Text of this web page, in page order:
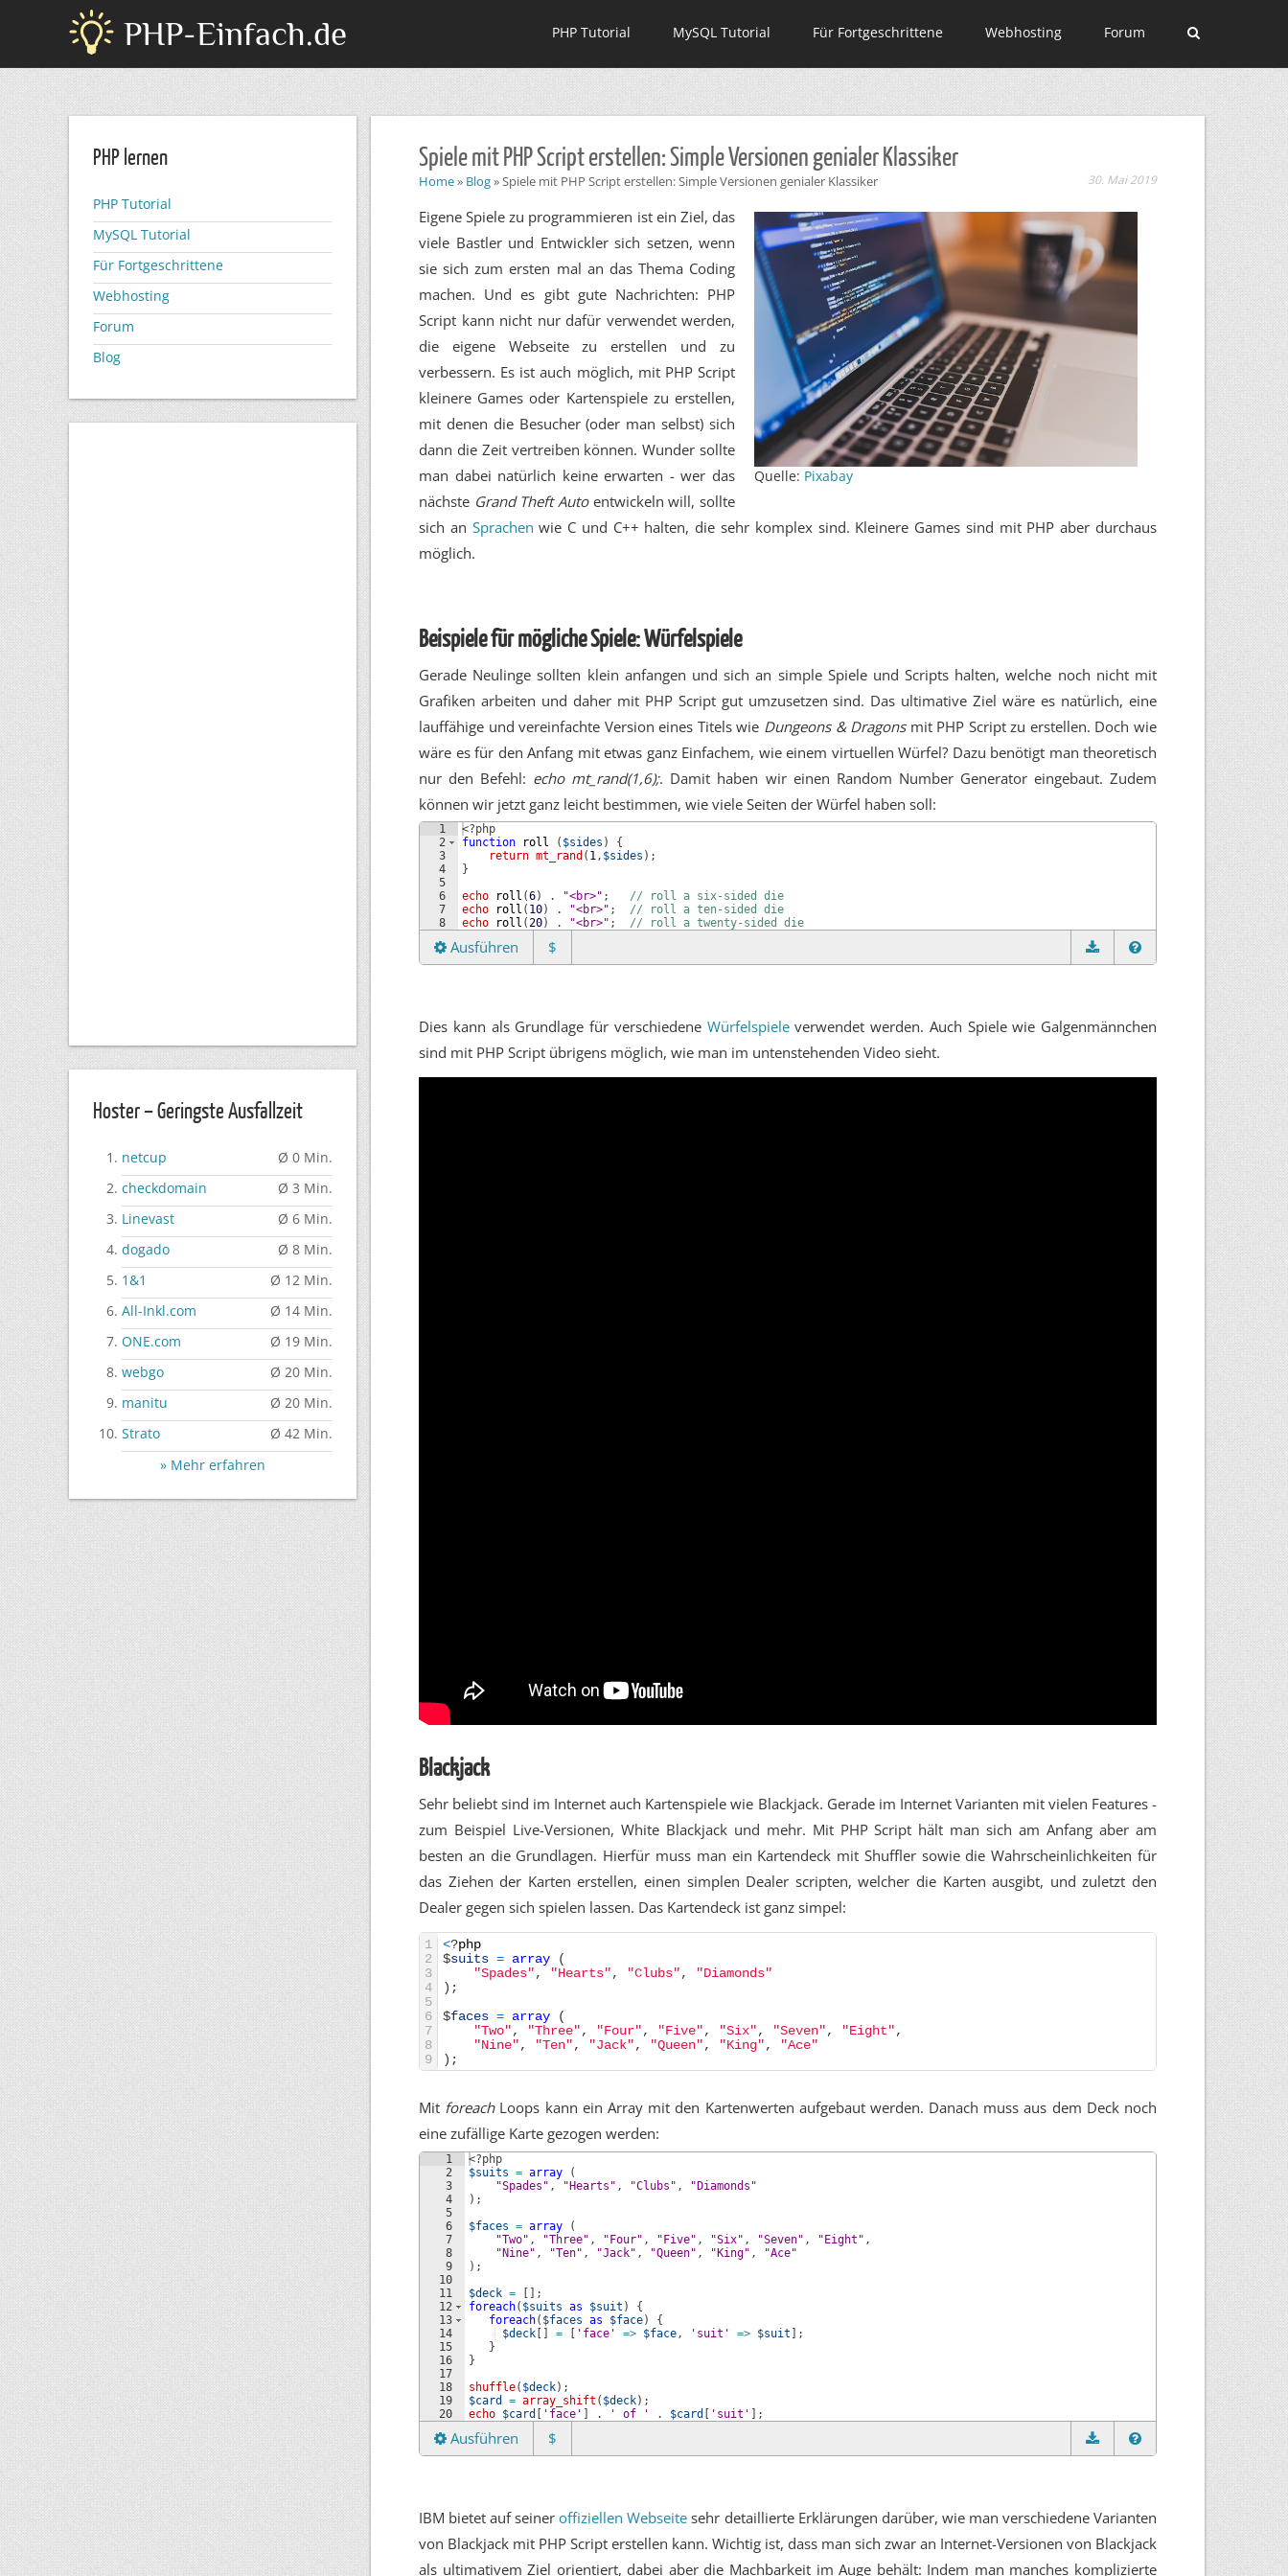
PHP-Einfach.de PHP Tutorial MySQL Tutorial Für Fortgeschrittene Webhosting Forum
Spiele mit PHP Script erstellen: Simple Versionen genialer Klassiker
30. Mai 2019
Home» Blog»Spiele mit PHP Script erstellen: Simple Versionen genialer Klassiker
Quelle: Pixabay
Eigene Spiele zu programmieren ist ein Ziel, das
viele Bastler und Entwickler sich setzen, wenn
sie sich zum ersten mal an das Thema Coding
machen. Und es gibt gute Nachrichten: PHP
Script kann nicht nur dafür verwendet werden,
die eigene Webseite zu erstellen und zu
verbessern. Es ist auch möglich, mit PHP Script
kleinere Games oder Kartenspiele zu erstellen,
mit denen die Besucher (oder man selbst) sich
dann die Zeit vertreiben können. Wunder sollte
man dabei natürlich keine erwarten - wer das
nächste Grand Theft Autoentwickeln will, sollte
sich an Sprachen wie C und C++ halten, die sehr komplex sind. Kleinere Games sind mit PHP aber durchaus
möglich.
Beispiele für mögliche Spiele: Würfelspiele
Gerade Neulinge sollten klein anfangen und sich an simple Spiele und Scripts halten, welche noch nicht mit
Grafiken arbeiten und daher mit PHP Script gut umzusetzen sind. Das ultimative Ziel wäre es natürlich, eine
lauffähige und vereinfachte Version eines Titels wie Dungeons & Dragonsmit PHP Script zu erstellen. Doch wie
wäre es für den Anfang mit etwas ganz Einfachem, wie einem virtuellen Würfel? Dazu benötigt man theoretisch
nur den Befehl: echo mt_rand(1,6);. Damit haben wir einen Random Number Generator eingebaut. Zudem
können wir jetzt ganz leicht bestimmen, wie viele Seiten der Würfel haben soll:
1
2
3
4
5
6
7
8
<?php
function
roll ( $sides )
{
return mt_rand ( 1, $sides ) ;
}
echo
roll (6) . "<br>" ; // roll a six-sided die
echo
roll ( 10) . "<br>" ; // roll a ten-sided die
echo
roll (20) . "<br>" ; // roll a twenty-sided die
Ausführen $
Dies kann als Grundlage für verschiedene Würfelspieleverwendet werden. Auch Spiele wie Galgenmännchen
sind mit PHP Script übrigens möglich, wie man im untenstehenden Video sieht.
Blackjack
Sehr beliebt sind im Internet auch Kartenspiele wie Blackjack. Gerade im Internet Varianten mit vielen Features -
zum Beispiel Live-Versionen, White Blackjack und mehr. Mit PHP Script hält man sich am Anfang aber am
besten an die Grundlagen. Hierfür muss man ein Kartendeck mit Shuffler sowie die Wahrscheinlichkeiten für
das Ziehen der Karten erstellen, einen simplen Dealer scripten, welcher die Karten ausgibt, und zuletzt den
Dealer gegen sich spielen lassen. Das Kartendeck ist ganz simpel:
1
2
3
4
5
6
7
8
9
<?php
$suits = array
(
"Spades", "Hearts", "Clubs",
"Diamonds"
) ;
$faces = array
(
"Two", "Three", "Four", "Five", "Six", "Seven", "Eight",
"Nine", "Ten", "Jack", "Queen", "King",
"Ace"
) ;
Mit foreachLoops kann ein Array mit den Kartenwerten aufgebaut werden. Danach muss aus dem Deck noch
eine zufällige Karte gezogen werden:
1
2
3
4
5
6
7
8
9
10
11
12
13
14
15
16
17
18
19
20
<?php
$suits = array
(
"Spades" , "Hearts" , "Clubs" ,
"Diamonds"
) ;
$faces = array
(
"Two" , "Three" , "Four" , "Five" , "Six" , "Seven" , "Eight" ,
"Nine" , "Ten" , "Jack" , "Queen" , "King" ,
"Ace"
) ;
$deck = [ ] ;
foreach( $suits as $suit )
{
foreach( $faces as $face)
{
$deck [ ] = [ 'face' => $face , 'suit' => $suit ] ;
}
}
shuffle( $deck) ;
$card
= array_shift ( $deck) ;
echo $card [ 'face' ] . ' of ' . $card [ 'suit' ] ;
Ausführen $
IBM bietet auf seineroffiziellen Webseite sehr detaillierte Erklärungen darüber, wie man verschiedene Varianten
von Blackjack mit PHP Script erstellen kann. Wichtig ist, dass man sich zwar an Internet-Versionen von Blackjack
als ultimativem Ziel orientiert, dabei aber die Machbarkeit im Auge behält: Indem man manches komplizierte
PHP lernen
PHP Tutorial
MySQL Tutorial
Für Fortgeschrittene
Webhosting
Forum
Blog
Hoster – Geringste Ausfallzeit
netcup
Ø 0 Min.
checkdomain
Ø 3 Min.
Linevast
Ø 6 Min.
dogado
Ø 8 Min.
1&1
Ø 12 Min.
All-Inkl.com
Ø 14 Min.
ONE.com
Ø 19 Min.
webgo
Ø 20 Min.
manitu
Ø 20 Min.
Strato
Ø 42 Min.
» Mehr erfahren